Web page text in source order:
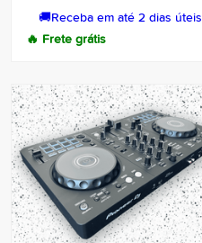
🚚Receba em até 2 dias úteis
🔥 Frete grátis